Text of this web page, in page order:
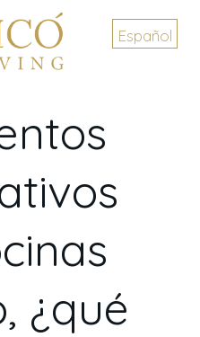
Español
¿qué